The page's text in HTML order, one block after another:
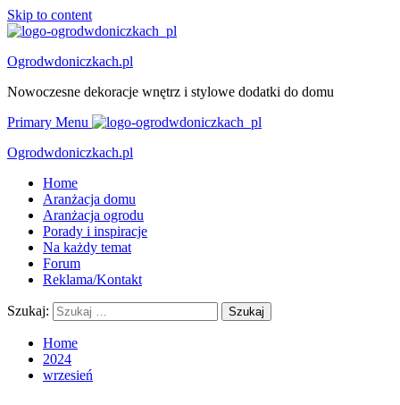
Skip to content
Ogrodwdoniczkach.pl
Nowoczesne dekoracje wnętrz i stylowe dodatki do domu
Primary Menu
Ogrodwdoniczkach.pl
Home
Aranżacja domu
Aranżacja ogrodu
Porady i inspiracje
Na każdy temat
Forum
Reklama/Kontakt
Szukaj:
Home
2024
wrzesień